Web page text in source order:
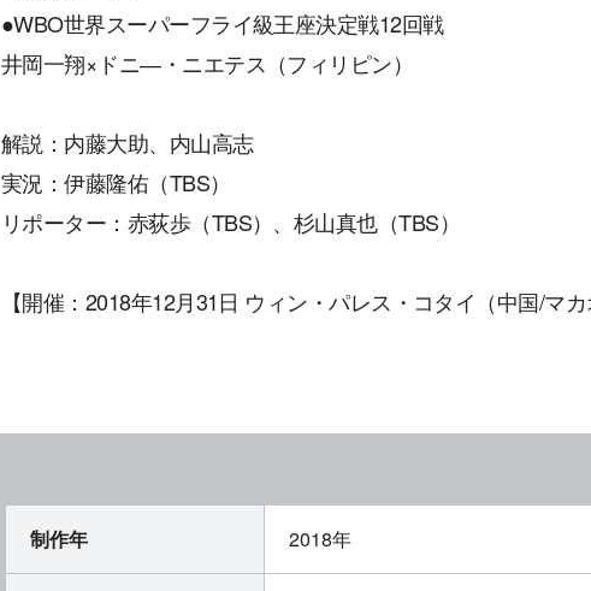
●WBO世界スーパーフライ級王座決定戦12回戦
井岡一翔×ドニ―・ニエテス（フィリピン）
解説：内藤大助、内山高志
実況：伊藤隆佑（TBS）
リポーター：赤荻歩（TBS）、杉山真也（TBS）
【開催：2018年12月31日 ウィン・パレス・コタイ（中国/マ
制作年 2018年